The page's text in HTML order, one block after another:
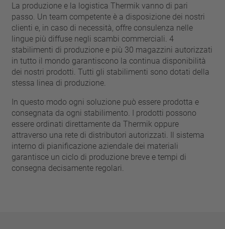
25 A – 75 A
con isolamento
senza isolamento
Allacciamento
cavetto
chiodo
Approvazioni
VDE
UL
ENEC
CSA
CQC
CMJ
applicare filtri
Eliminare filtro
filtri stretti
La produzione e la logistica Thermik vanno di pari
passo. Un team competente è a disposizione dei nostri
clienti e, in caso di necessità, offre consulenza nelle
lingue più diffuse negli scambi commerciali. 4
stabilimenti di produzione e più 30 magazzini autorizzati
in tutto il mondo garantiscono la continua disponibilità
dei nostri prodotti. Tutti gli stabilimenti sono dotati della
stessa linea di produzione.
In questo modo ogni soluzione può essere prodotta e
consegnata da ogni stabilimento. I prodotti possono
essere ordinati direttamente da Thermik oppure
attraverso una rete di distributori autorizzati. Il sistema
interno di pianificazione aziendale dei materiali
garantisce un ciclo di produzione breve e tempi di
consegna decisamente regolari.